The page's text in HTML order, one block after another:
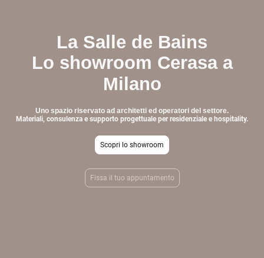
La Salle de Bains
Lo showroom Cerasa a
Milano
Uno spazio riservato ad architetti ed operatori del settore.
Materiali, consulenza e supporto progettuale per residenziale e hospitality.
Scopri lo showroom
Fissa il tuo appuntamento